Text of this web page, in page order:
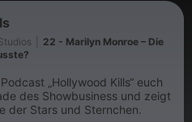
22 - Marilyn Monroe – Die
„Hollywood Kills“ euch
des Showbusiness und zeigt
der Stars und Sternchen.